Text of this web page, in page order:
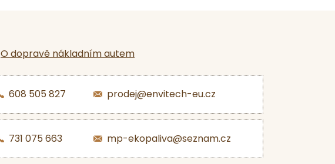
O dopravě nákladním autem
608 505 827 prodej@envitech-eu.cz
731 075 663 mp-ekopaliva@seznam.cz